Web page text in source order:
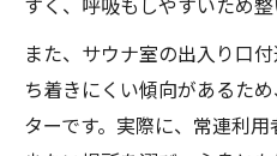
また、サウナ室の出入り口
ち着きにくい傾向があるた
ターです。実際に、常連利